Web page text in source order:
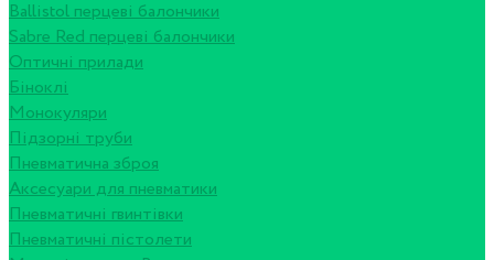
Ballistol перцеві балончики
Sabre Red перцеві балончики
Оптичні прилади
Біноклі
Монокуляри
Підзорні труби
Пневматична зброя
Аксесуари для пневматики
Пневматичні гвинтівки
Пневматичні пістолети